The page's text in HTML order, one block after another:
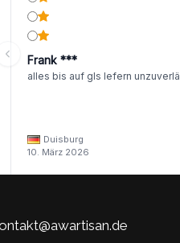
Frank ***
alles bis auf gls lefern
Duisburg
10. März 2026